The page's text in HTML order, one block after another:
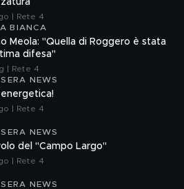
| Rete 4
BIANCA
Meola: "Quella di Roggero è stata
difesa"
| Rete 4
NEWS
energetica!
| Rete 4
NEWS
del "Campo Largo"
| Rete 4
NEWS